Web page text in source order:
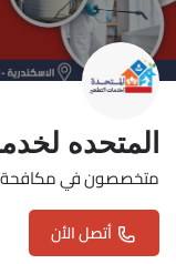
المتحده
متخصصون في مكافحة
أتصل الأن